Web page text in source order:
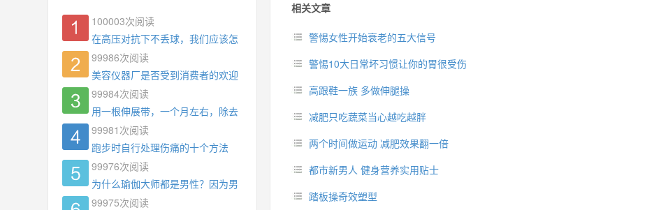
相关文章
警惕女性开始衰老的五大信号
警惕10大日常坏习惯让你的胃很受伤
高跟鞋一族 多做伸腿操
减肥只吃蔬菜当心越吃越胖
两个时间做运动 减肥效果翻一倍
都市新男人 健身营养实用贴士
踏板操奇效塑型
100003次阅读
在高压对抗下不丢球，我们应该怎么练?
99986次阅读
美容仪器厂是否受到消费者的欢迎
99984次阅读
用一根伸展带，一个月左右，除去了手臂拜拜肉，背也变薄了
99981 次阅读
跑步时自行处理伤痛的十个方法
99976次阅读
为什么瑜伽大师都是男性？因为男权，让女性失去同等的机会
99975次阅读